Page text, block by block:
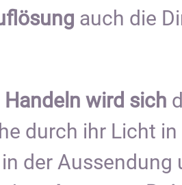
auch die
Handeln wird sich
durch ihr Licht
der Aussendung